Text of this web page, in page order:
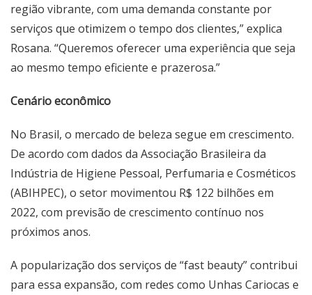
região vibrante, com uma demanda constante por
serviços que otimizem o tempo dos clientes,” explica
Rosana. “Queremos oferecer uma experiência que seja
ao mesmo tempo eficiente e prazerosa.”
Cenário econômico
No Brasil, o mercado de beleza segue em crescimento.
De acordo com dados da Associação Brasileira da
Indústria de Higiene Pessoal, Perfumaria e Cosméticos
(ABIHPEC), o setor movimentou R$ 122 bilhões em
2022, com previsão de crescimento contínuo nos
próximos anos.
A popularização dos serviços de “fast beauty” contribui
para essa expansão, com redes como Unhas Cariocas e